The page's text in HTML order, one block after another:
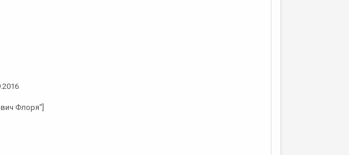
Флоря"]